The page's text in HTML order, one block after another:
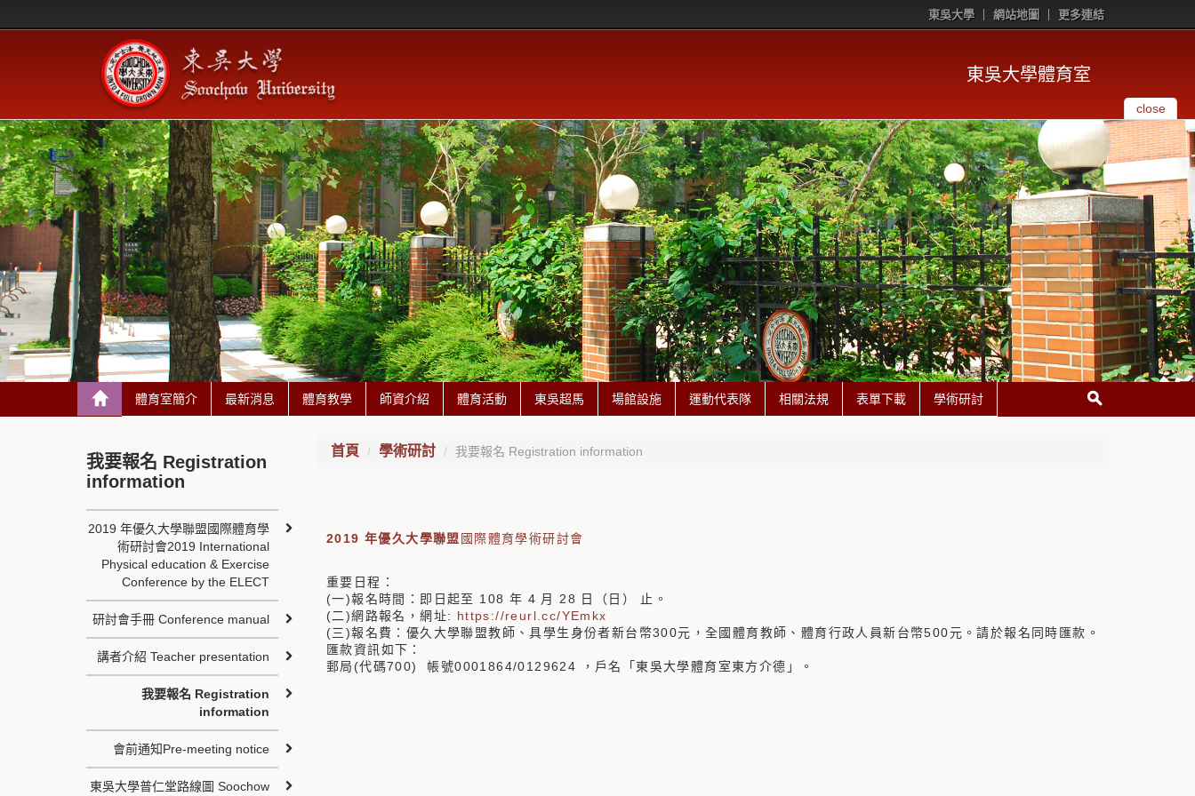
東吳大學 網站地圖 更多連結
東吳大學體育室
close
體育室簡介 最新消息 體育教學 師資介紹 體育活動 東吳超馬 場館設施 運動代表隊 相關法規 表單下載 學術研討
首頁 學術研討 我要報名 Registration information
2019 年優久大學聯盟 國際體育學術研討會
重要日程：
(一)報名時間：即日起至 108 年 4 月 28 日（日） 止。
(二)網路報名，網址: https://reurl.cc/YEmkx
(三)報名費：優久大學聯盟教師、具學生身份者新台幣300元，全國體育教師、體育行政人員新台幣500元。請於報名同時匯款。
匯款資訊如下：
郵局(代碼700) 帳號0001864/0129624 ，戶名「東吳大學體育室東方介德」。
我要報名 Registration
information
2019 年優久大學聯盟國際體育學
術研討會2019 International
Physical education & Exercise
Conference by the ELECT
研討會手冊 Conference manual
講者介紹 Teacher presentation
我要報名 Registration
information
會前通知Pre-meeting notice
東吳大學普仁堂路線圖 Soochow